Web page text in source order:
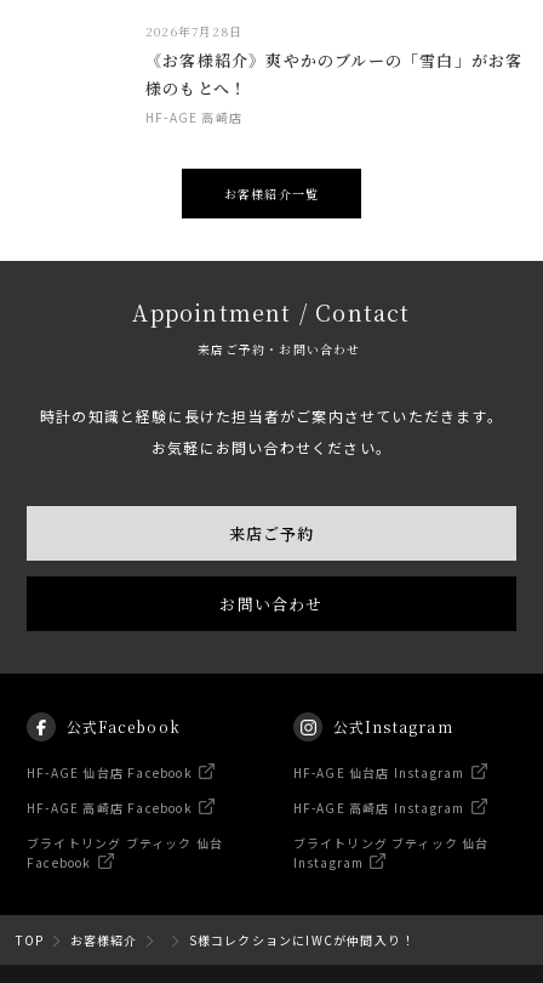
2026年7月28日
《お客様紹介》爽やかのブルーの「雪白」がお客
様のもとへ！
HF-AGE 高崎店
お客様紹介一覧
Appointment / Contact
来店ご予約・お問い合わせ
時計の知識と経験に長けた担当者がご案内させていただきます。
お気軽にお問い合わせください。
来店ご予約
お問い合わせ
公式Facebook
HF-AGE 仙台店 Facebook
HF-AGE 高崎店 Facebook
ブライトリング ブティック 仙台
Facebook
公式Instagram
HF-AGE 仙台店 Instagram
HF-AGE 高崎店 Instagram
ブライトリング ブティック 仙台
Instagram
TOP お客様紹介 S様コレクションにIWCが仲間入り！